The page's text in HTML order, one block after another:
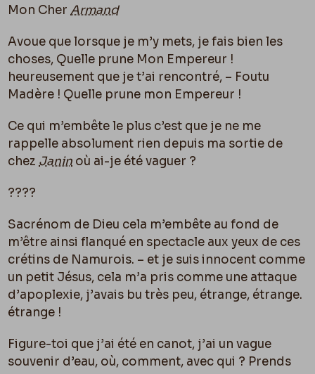
Mon CherArmand
Avoue que lorsque je m’y mets, je fais bien les
choses, Quelle prune Mon Empereur !
heureusement que je t’ai rencontré, – Foutu
Madère ! Quelle prune mon Empereur !
Ce qui m’embête le plus c’est que je ne me
rappelle absolument rien depuis ma sortie de
chezJanin où ai-je été vaguer ?
????
Sacrénom de Dieu cela m’embête au fond de
m’être ainsi flanqué en spectacle aux yeux de ces
crétins de Namurois. – et je suis innocent comme
un petit Jésus, cela m’a pris comme une attaque
d’apoplexie, j’avais bu très peu, étrange, étrange.
étrange !
Figure-toi que j’ai été en canot, j’ai un vague
souvenir d’eau, où, comment, avec qui ? Prends